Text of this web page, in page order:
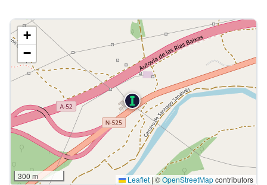
+
−
300 m Leaflet |©OpenStreetMapcontributors